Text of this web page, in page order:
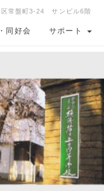
区常盤町3-24 サンビル6階
同好会 サポート